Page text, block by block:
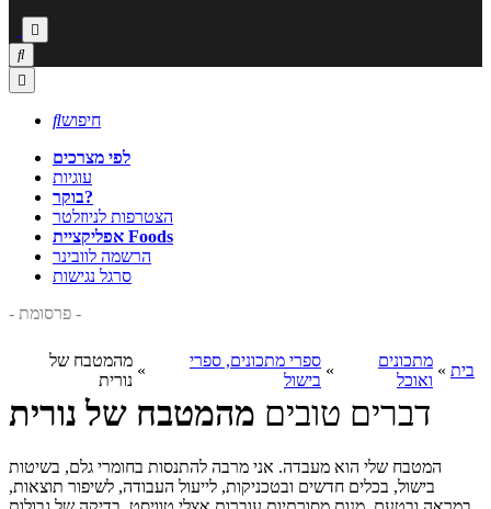



חיפוש
לפי מצרכים
עוגיות
בוקר?
הצטרפות לניוזלטר
אפליקציית Foods
הרשמה לוובינר
סרגל נגישות
- פרסומת -
בית »
מתכונים
ואוכל
»
ספרי מתכונים, ספרי
בישול
»
מהמטבח של
נורית
דברים טובים מהמטבח של נורית
המטבח שלי הוא מעבדה. אני מרבה להתנסות בחומרי גלם, בשיטות
בישול, בכלים חדשים ובטכניקות, לייעול העבודה, לשיפור תוצאות,